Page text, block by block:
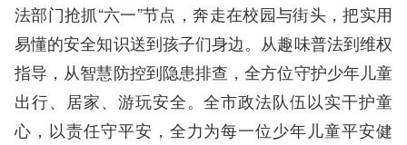
法部门抢抓“六一”节点，奔走在校园与街头，把实用
易懂的安全知识送到孩子们身边。从趣味普法到维权
指导，从智慧防控到隐患排查，全方位守护少年儿童
出行、居家、游玩安全。全市政法队伍以实干护童
心，以责任守平安，全力为每一位少年儿童平安健